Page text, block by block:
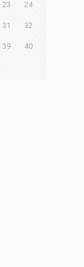
23 24
31 32
39 40